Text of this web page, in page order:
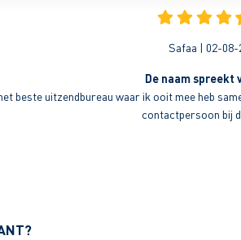
Safaa | 02-08-
De naam spreekt
beste uitzendbureau waar ik ooit mee heb
contactpersoon bij